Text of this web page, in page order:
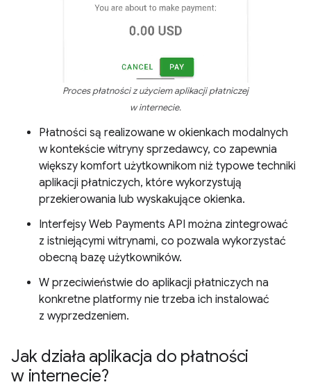
Proces płatności z użyciem aplikacji płatniczej
w internecie.
Płatności są realizowane w okienkach modalnych
w kontekście witryny sprzedawcy, co zapewnia
większy komfort użytkownikom niż typowe techniki
aplikacji płatniczych, które wykorzystują
przekierowania lub wyskakujące okienka.
Interfejsy Web Payments API można zintegrować
z istniejącymi witrynami, co pozwala wykorzystać
obecną bazę użytkowników.
W przeciwieństwie do aplikacji płatniczych na
konkretne platformy nie trzeba ich instalować
z wyprzedzeniem.
Jak działa aplikacja do płatności
w internecie?